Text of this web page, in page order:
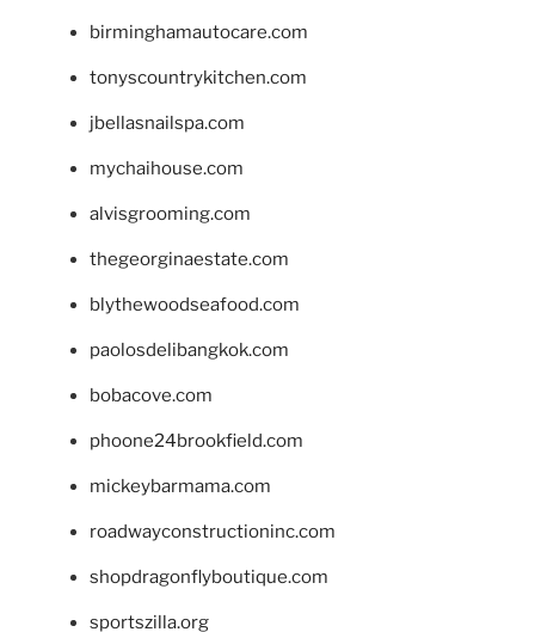
birminghamautocare.com
tonyscountrykitchen.com
jbellasnailspa.com
mychaihouse.com
alvisgrooming.com
thegeorginaestate.com
blythewoodseafood.com
paolosdelibangkok.com
bobacove.com
phoone24brookfield.com
mickeybarmama.com
roadwayconstructioninc.com
shopdragonflyboutique.com
sportszilla.org